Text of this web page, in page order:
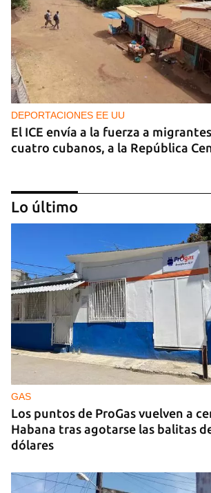
DEPORTACIONES EE UU
El ICE envía a la fuerza a
cuatro cubanos, a la República
GUERRA
Ucrania ataca otro centro
ruso, esta vez en los Urales
Lo último
GAS
Los puntos de ProGas vuelven a
Habana tras agotarse las balitas
dólares